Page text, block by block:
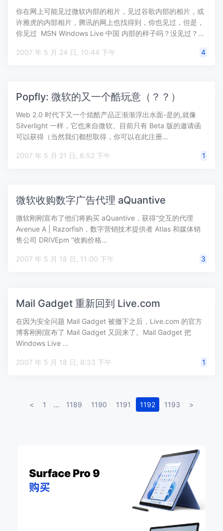
你在网上可能见过微软内部的相片，见过谷歌内部的相片，或
许雅虎的内部相片，腾讯的网上也找得到，你也见过，但是，
你见过 MSN Windows Live 中国 内部的样子吗？没见过？…
2007 年 5 月 24 日, 10:44 下午 4
Popfly: 微软的又一个酷玩意（？？）
Web 2.0 时代下又一个炫酷产品正渐渐浮出水面-是的,就像
Silverlight 一样，它也来自微软。目前只有 Beta 版的邀请函
可以获得（当然我们都想取得，你可以在此注册…
2007 年 5 月 21 日, 6:52 下午 1
微软收购数字广告代理 aQuantive
微软刚刚宣布了他们将购买 aQuantive，获得“交互的代理
Avenue A | Razorfish，数字营销技术提供者 Atlas 和媒体销
售公司 DRIVEpm ”收购价格…
2007 年 5 月 18 日, 11:00 下午 3
Mail Gadget 重新回到 Live.com
在因为安全问题 Mail Gadget 被撤下之后，Live.com 的官方
博客刚刚宣布了 Mail Gadget 又回来了。Mail Gadget 把
Windows Live …
2007 年 5 月 18 日, 8:33 下午 1
< 1 ... 1189 1190 1191 1192 1193 >